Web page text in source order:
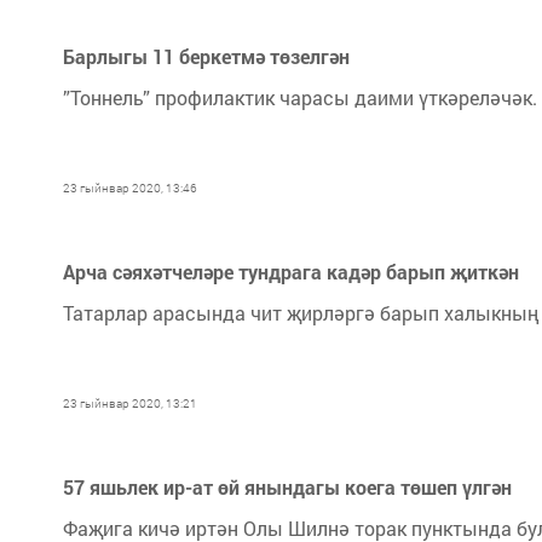
Барлыгы 11 беркетмә төзелгән
”Тоннель” профилактик чарасы даими үткәреләчәк.
23 гыйнвар 2020, 13:46
Арча сәяхәтчеләре тундрага кадәр барып җиткән
Татарлар арасында чит җирләргә барып
23 гыйнвар 2020, 13:21
57 яшьлек ир-ат өй янындагы коега төшеп үлгән
Фаҗига кичә иртән Олы Шилнә торак пунктында